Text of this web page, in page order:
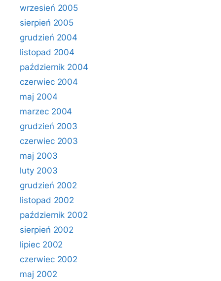
wrzesień 2005
sierpień 2005
grudzień 2004
listopad 2004
październik 2004
czerwiec 2004
maj 2004
marzec 2004
grudzień 2003
czerwiec 2003
maj 2003
luty 2003
grudzień 2002
listopad 2002
październik 2002
sierpień 2002
lipiec 2002
czerwiec 2002
maj 2002